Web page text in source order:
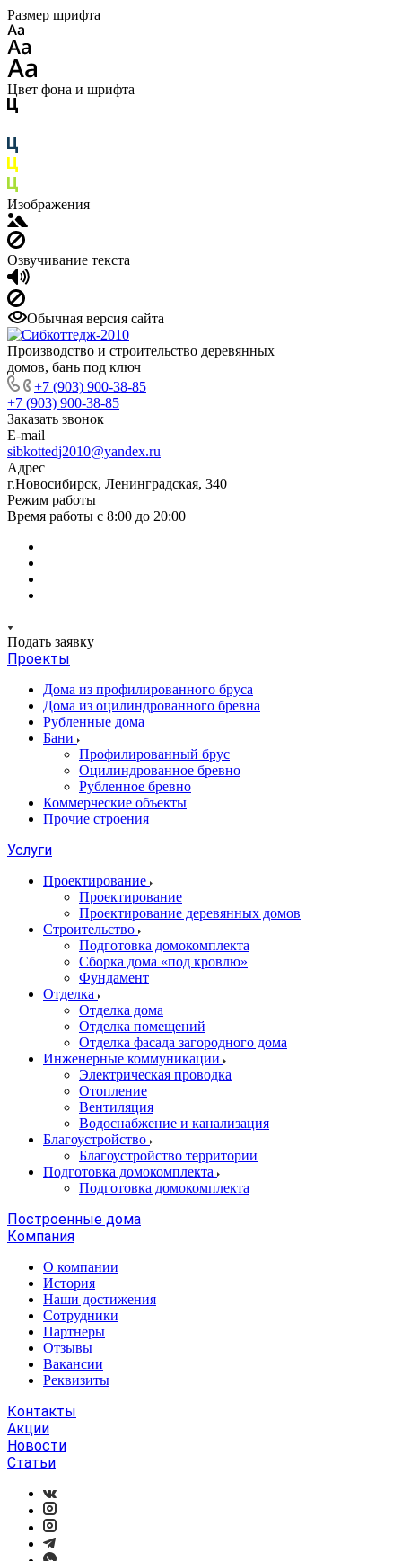
Размер шрифта
Цвет фона и шрифта
Изображения
Озвучивание текста
Обычная версия сайта
Производство и строительство деревянных
домов, бань под ключ
+7 (903) 900-38-85
+7 (903) 900-38-85
Заказать звонок
E-mail
sibkottedj2010@yandex.ru
Адрес
г.Новосибирск, Ленинградская, 340
Режим работы
Время работы с 8:00 до 20:00
Подать заявку
Проекты
Дома из профилированного бруса
Дома из оцилиндрованного бревна
Рубленные дома
Бани
Профилированный брус
Оцилиндрованное бревно
Рубленное бревно
Коммерческие объекты
Прочие строения
Услуги
Проектирование
Проектирование
Проектирование деревянных домов
Строительство
Подготовка домокомплекта
Сборка дома «под кровлю»
Фундамент
Отделка
Отделка дома
Отделка помещений
Отделка фасада загородного дома
Инженерные коммуникации
Электрическая проводка
Отопление
Вентиляция
Водоснабжение и канализация
Благоустройство
Благоустройство территории
Подготовка домокомплекта
Подготовка домокомплекта
Построенные дома
Компания
О компании
История
Наши достижения
Сотрудники
Партнеры
Отзывы
Вакансии
Реквизиты
Контакты
Акции
Новости
Статьи